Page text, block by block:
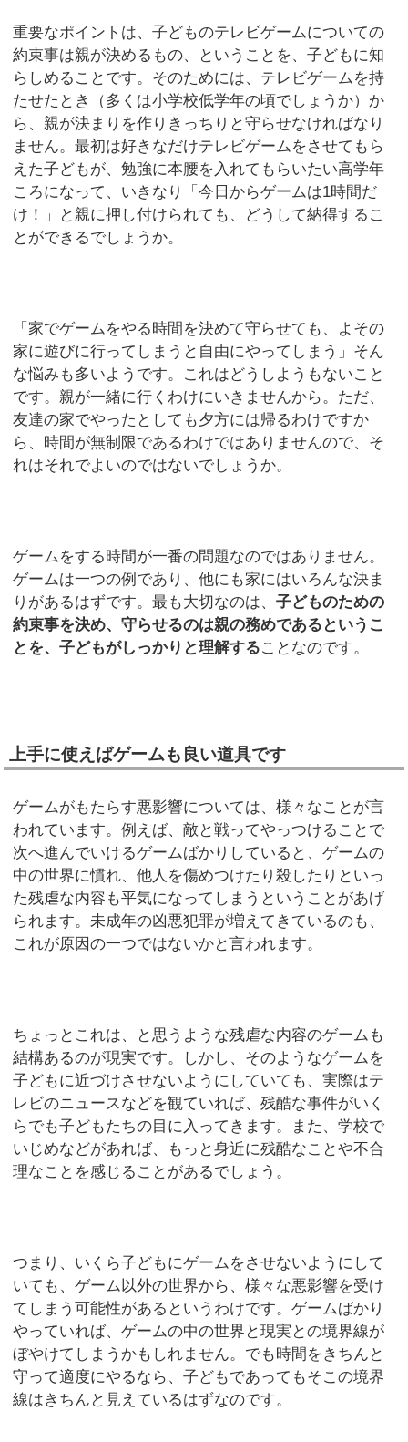
重要なポイントは、子どものテレビゲームについての
約束事は親が決めるもの、ということを、子どもに知
らしめることです。そのためには、テレビゲームを持
たせたとき（多くは小学校低学年の頃でしょうか）か
ら、親が決まりを作りきっちりと守らせなければなり
ません。最初は好きなだけテレビゲームをさせてもら
えた子どもが、勉強に本腰を入れてもらいたい高学年
ころになって、いきなり「今日からゲームは1時間だ
け！」と親に押し付けられても、どうして納得するこ
とができるでしょうか。
「家でゲームをやる時間を決めて守らせても、よその
家に遊びに行ってしまうと自由にやってしまう」そん
な悩みも多いようです。これはどうしようもないこと
です。親が一緒に行くわけにいきませんから。ただ、
友達の家でやったとしても夕方には帰るわけですか
ら、時間が無制限であるわけではありませんので、そ
れはそれでよいのではないでしょうか。
ゲームをする時間が一番の問題なのではありません。
ゲームは一つの例であり、他にも家にはいろんな決ま
りがあるはずです。最も大切なのは、子どものための
約束事を決め、守らせるのは親の務めであるというこ
とを、子どもがしっかりと理解することなのです。
上手に使えばゲームも良い道具です
ゲームがもたらす悪影響については、様々なことが言
われています。例えば、敵と戦ってやっつけることで
次へ進んでいけるゲームばかりしていると、ゲームの
中の世界に慣れ、他人を傷めつけたり殺したりといっ
た残虐な内容も平気になってしまうということがあげ
られます。未成年の凶悪犯罪が増えてきているのも、
これが原因の一つではないかと言われます。
ちょっとこれは、と思うような残虐な内容のゲームも
結構あるのが現実です。しかし、そのようなゲームを
子どもに近づけさせないようにしていても、実際はテ
レビのニュースなどを観ていれば、残酷な事件がいく
らでも子どもたちの目に入ってきます。また、学校で
いじめなどがあれば、もっと身近に残酷なことや不合
理なことを感じることがあるでしょう。
つまり、いくら子どもにゲームをさせないようにして
いても、ゲーム以外の世界から、様々な悪影響を受け
てしまう可能性があるというわけです。ゲームばかり
やっていれば、ゲームの中の世界と現実との境界線が
ぼやけてしまうかもしれません。でも時間をきちんと
守って適度にやるなら、子どもであってもそこの境界
線はきちんと見えているはずなのです。